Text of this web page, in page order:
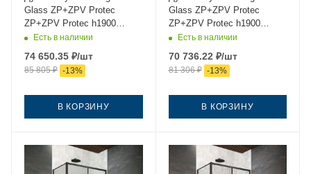
Glass ZP+ZPV Protec
ZP+ZPV Protec h1900
145*100 02М crystalvision
профиль черный без
поддона
Есть в наличии
74 650.35 ₽/шт
85 805₽ -13%
В КОРЗИНУ
Glass ZP+ZPV Protec
ZP+ZPV Protec h1900
145*100 02М 07 145х100
профиль черный без
поддона
Есть в наличии
70 736.22 ₽/шт
81 306₽ -13%
В КОРЗИНУ